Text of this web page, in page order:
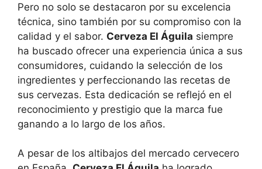
Pero no solo se destacaron por su excelencia
técnica, sino también por su compromiso con la
calidad y el sabor. Cerveza El Águila siempre
ha buscado ofrecer una experiencia única a sus
consumidores, cuidando la selección de los
ingredientes y perfeccionando las recetas de
sus cervezas. Esta dedicación se reflejó en el
reconocimiento y prestigio que la marca fue
ganando a lo largo de los años.
A pesar de los altibajos del mercado cervecero